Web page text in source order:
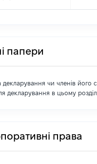
папери
декларування чи членів його
декларування в цьому
права